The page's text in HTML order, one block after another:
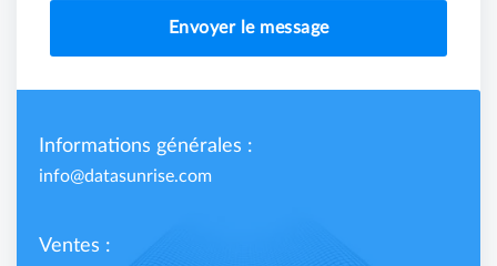
Envoyer le message
Informations générales :
info@datasunrise.com
Ventes :